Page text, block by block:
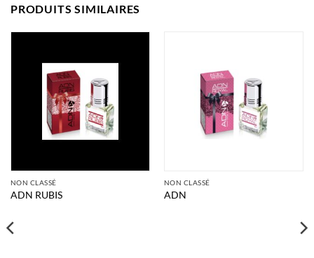
PRODUITS SIMILAIRES
NON CLASSÉ
ADN RUBIS
NON CLASSÉ
ADN